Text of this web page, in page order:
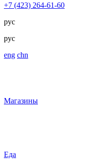
+7 (423) 264-61-60
рус
рус
eng chn
Магазины
Еда